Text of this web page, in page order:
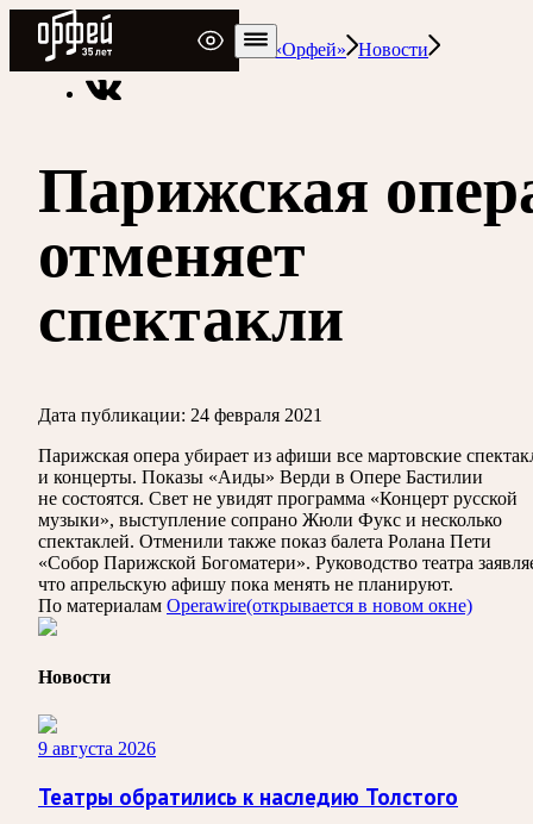
Радио Орфей
Радио классической музыки «Орфей»
Новости
Парижская
отменяет
спектакли
Дата публикации: 24 февраля 2021
Парижская опера убирает из афиши все мартовские
и концерты. Показы «Аиды» Верди в Опере Бастилии
не состоятся. Свет не увидят программа «Концерт русской
музыки», выступление сопрано Жюли Фукс и несколько
спектаклей. Отменили также показ балета Ролана Пети
«Собор Парижской Богоматери». Руководство театра
что апрельскую афишу пока менять не планируют.
По материалам Operawire(открывается в новом окне)
Новости
9 августа 2026
Театры обратились к наследию Толстого